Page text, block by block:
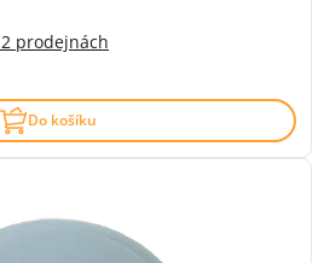
2 prodejnách
Do košíku